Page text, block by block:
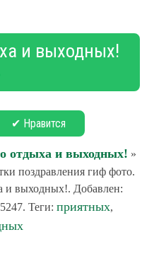
и выходных!
✔ Нравится
отдыха и выходных! »
поздравления гиф фото.
и выходных!. Добавлен:
Теги: приятных,